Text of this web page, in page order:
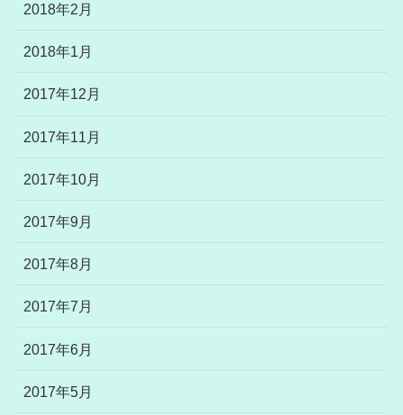
2018年2月
2018年1月
2017年12月
2017年11月
2017年10月
2017年9月
2017年8月
2017年7月
2017年6月
2017年5月